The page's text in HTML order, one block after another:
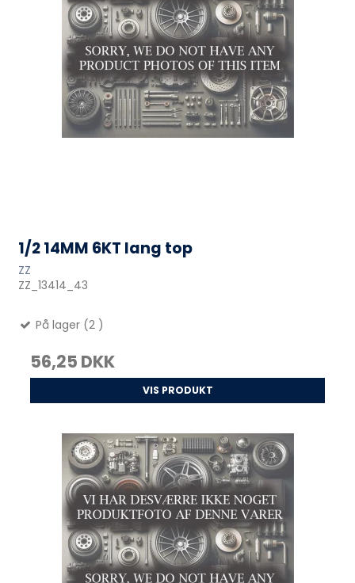
1/2 14MM 6KT lang top
ZZ
ZZ_13414_43
På lager (2 )
56,25 DKK
VIS PRODUKT